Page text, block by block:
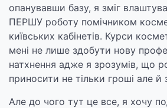
опанувавши базу, я зміг
ПЕРШУ роботу помічником
київських кабінетів. Курси
мені не лише здобути нову
натхнення адже я зрозумів, що
приносити не тільки гроші але й
Але до чого тут це все, я хочу